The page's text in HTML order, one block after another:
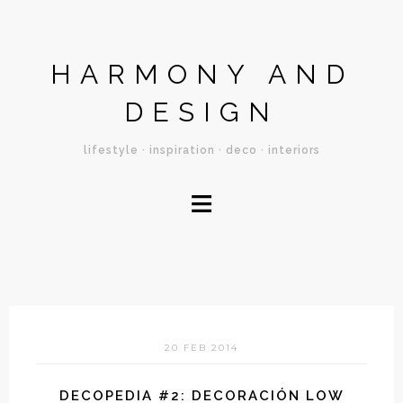
HARMONY AND
DESIGN
lifestyle · inspiration · deco · interiors
≡
20 FEB 2014
DECOPEDIA #2: DECORACIÓN LOW